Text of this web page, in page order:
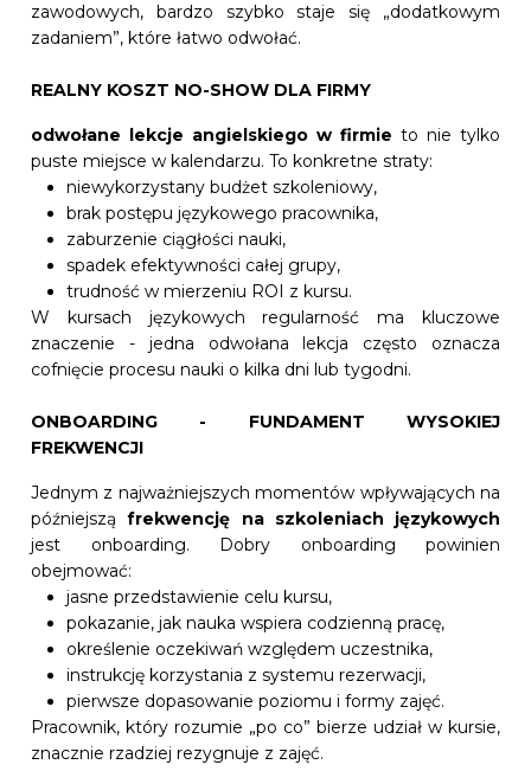
zawodowych, bardzo szybko staje się „dodatkowym
zadaniem”, które łatwo odwołać.
REALNY KOSZT NO-SHOW DLA FIRMY
odwołane lekcje angielskiego w firmie to nie tylko
puste miejsce w kalendarzu. To konkretne straty:
niewykorzystany budżet szkoleniowy,
brak postępu językowego pracownika,
zaburzenie ciągłości nauki,
spadek efektywności całej grupy,
trudność w mierzeniu ROI z kursu.
W kursach językowych regularność ma kluczowe
znaczenie - jedna odwołana lekcja często oznacza
cofnięcie procesu nauki o kilka dni lub tygodni.
ONBOARDING - FUNDAMENT WYSOKIEJ
FREKWENCJI
Jednym z najważniejszych momentów wpływających na
późniejsząfrekwencję na szkoleniach językowych
jest onboarding. Dobry onboarding powinien
obejmować:
jasne przedstawienie celu kursu,
pokazanie, jak nauka wspiera codzienną pracę,
określenie oczekiwań względem uczestnika,
instrukcję korzystania z systemu rezerwacji,
pierwsze dopasowanie poziomu i formy zajęć.
Pracownik, który rozumie „po co” bierze udział w kursie,
znacznie rzadziej rezygnuje z zajęć.